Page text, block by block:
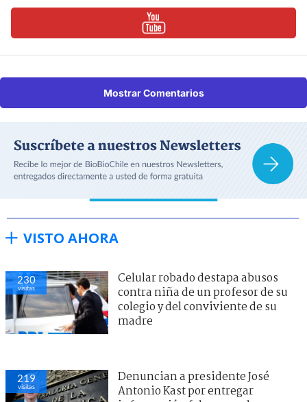
Mostrar Comentarios
VISTO AHORA
230
visitas
Celular robado destapa abusos
contra niña de un profesor de su
colegio y del conviviente de su
madre
219
visitas
Denuncian a presidente José
Antonio Kast por entregar